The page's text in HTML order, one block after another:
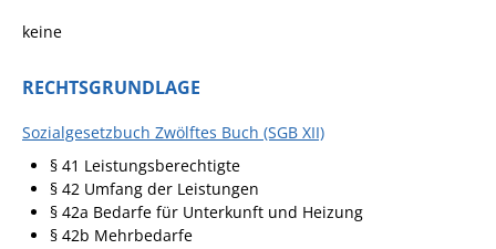
Lesepaten gesucht!
Gemmrigheimer
Lesewochen
keine
RECHTSGRUNDLAGE
Sozialgesetzbuch Zwölftes Buch (SGB XII)
§ 41 Leistungsberechtigte
§ 42 Umfang der Leistungen
§ 42a Bedarfe für Unterkunft und Heizung
§ 42b Mehrbedarfe